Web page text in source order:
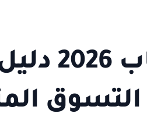
شوبيفاي واتساب 2026